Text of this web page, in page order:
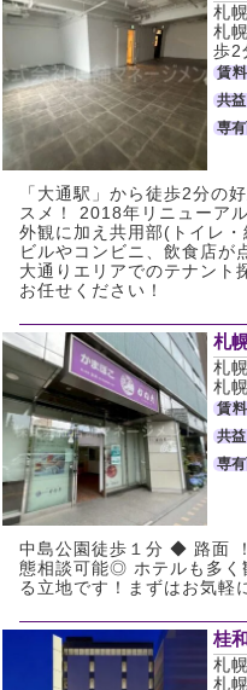
札
札
歩2
賃料
共
専
「大通駅」から徒歩2分の
スメ！ 2018年リニューア
外観に加え共用部(トイレ
ビルやコンビニ、飲食店が
大通りエリアでのテナント
お任せください！
札
札
札
賃料
共
専
中島公園徒歩１分 ◆ 路面
態相談可能◎ ホテルも多く
る立地です！まずはお気軽
桂
札
札